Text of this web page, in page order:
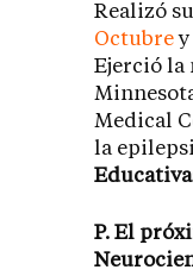
Realizó
Octubrey
Ejerció la
Medical
la
P. El